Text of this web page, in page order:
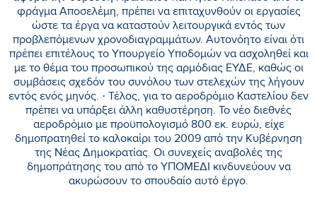
φράγμα Αποσελέμη, πρέπει να επιταχυνθούν οι εργασίες
ώστε τα έργα να καταστούν λειτουργικά εντός των
προβλεπόμενων χρονοδιαγραμμάτων. Αυτονόητο είναι ότι
πρέπει επιτέλους το Υπουργείο Υποδομών να ασχοληθεί και
με το θέμα του προσωπικού της αρμόδιας ΕΥΔΕ, καθώς οι
συμβάσεις σχεδόν του συνόλου των στελεχών της λήγουν
εντός ενός μηνός. · Τέλος, για το αεροδρόμιο Καστελίου δεν
πρέπει να υπάρξει άλλη καθυστέρηση. Το νέο διεθνές
αεροδρόμιο με προϋπολογισμό 800 εκ. ευρώ, είχε
δημοπρατηθεί το καλοκαίρι του 2009 από την Κυβέρνηση
της Νέας Δημοκρατίας. Οι συνεχείς αναβολές της
δημοπράτησης του από το ΥΠΟΜΕΔΙ κινδυνεύουν να
ακυρώσουν το σπουδαίο αυτό έργο.